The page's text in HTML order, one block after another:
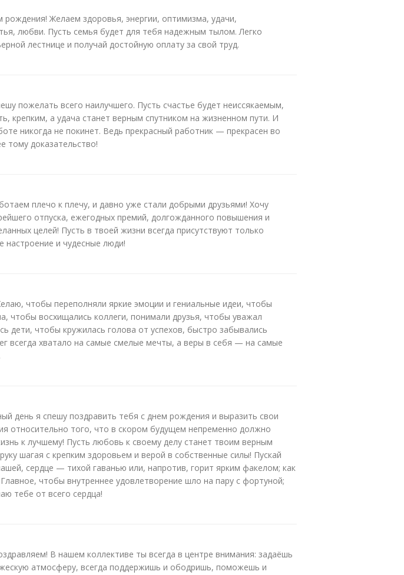
рождения! Желаем здоровья, энергии, оптимизма, удачи,
любви. Пусть семья будет для тебя надежным тылом. Легко
лестнице и получай достойную оплату за свой труд.
пожелать всего наилучшего. Пусть счастье будет неиссякаемым,
крепким, а удача станет верным спутником на жизненном пути. И
никогда не покинет. Ведь прекрасный работник — прекрасен во
доказательство!
плечо к плечу, и давно уже стали добрыми друзьями! Хочу
отпуска, ежегодных премий, долгожданного повышения и
целей! Пусть в твоей жизни всегда присутствуют только
настроение и чудесные люди!
чтобы переполняли яркие эмоции и гениальные идеи, чтобы
чтобы восхищались коллеги, понимали друзья, чтобы уважал
дети, чтобы кружилась голова от успехов, быстро забывались
всегда хватало на самые смелые мечты, а веры в себя — на самые
день я спешу поздравить тебя с днем рождения и выразить свои
относительно того, что в скором будущем непременно должно
к лучшему! Пусть любовь к своему делу станет твоим верным
шагая с крепким здоровьем и верой в собственные силы! Пускай
сердце — тихой гаванью или, напротив, горит ярким факелом; как
чтобы внутреннее удовлетворение шло на пару с фортуной;
тебе от всего сердца!
В нашем коллективе ты всегда в центре внимания: задаёшь
атмосферу, всегда поддержишь и ободришь, поможешь и